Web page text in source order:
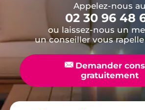
Appelez-nous au
02 30 96 48
ou laissez-nous un
un conseiller vous
📧Demander
gratuitement